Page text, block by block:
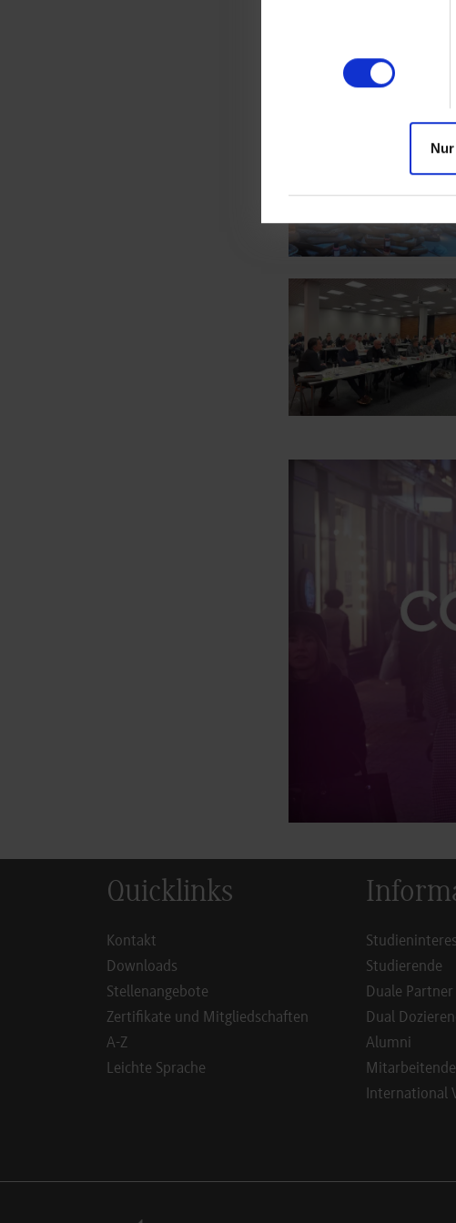
Show larger version for:
Show larger version for:
Quicklinks
Kontakt
Downloads
Stellenangebote
Zertifikate und Mitgliedschaften
A-Z
Leichte Sprache
Studierende
Duale Partner
Dual
Alumni
Mitarbeitende
International